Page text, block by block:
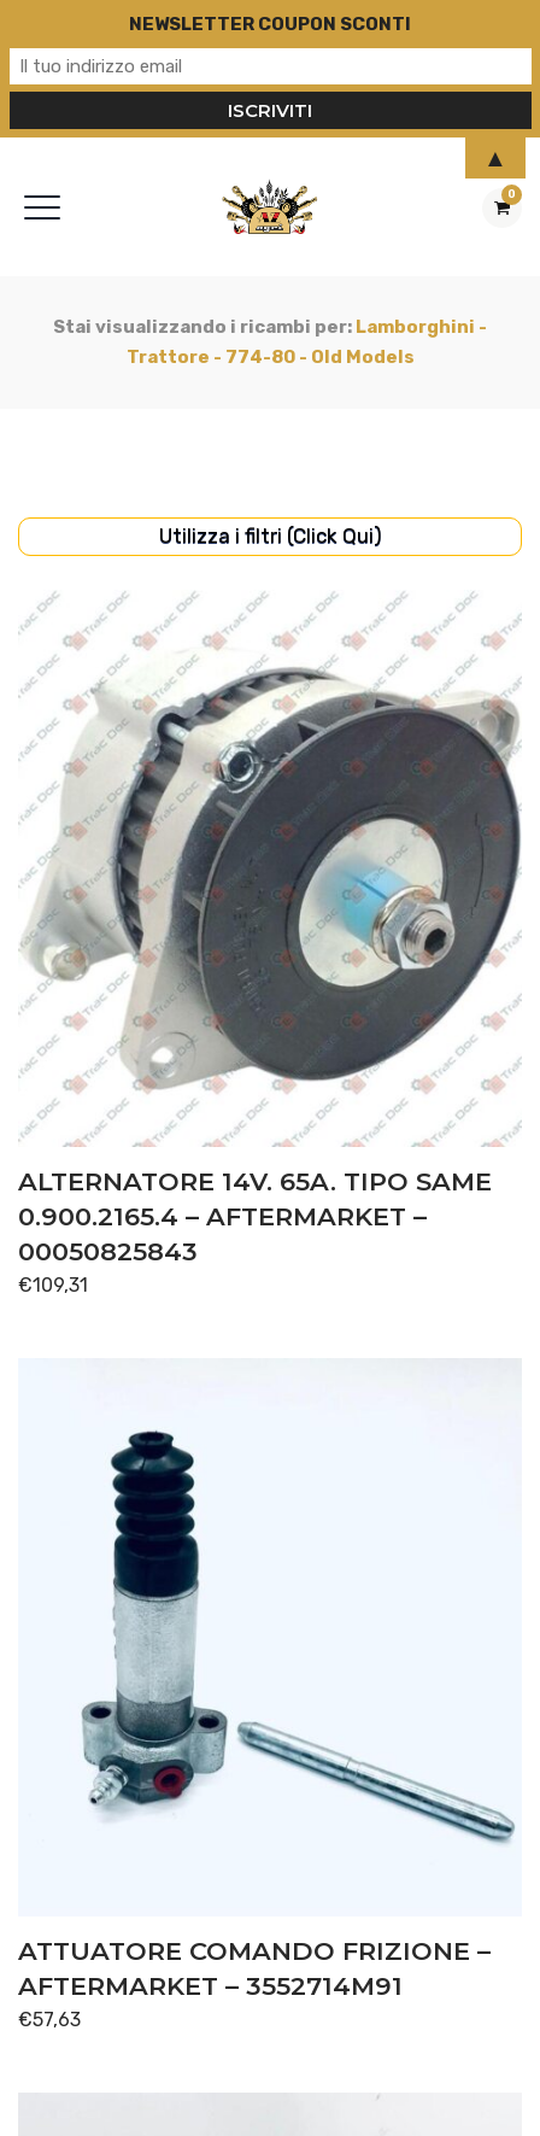
0
Stai visualizzando i ricambi per: Lamborghini -
Trattore - 774-80 - Old Models
Utilizza i filtri (Click Qui)
FILTRI
FRENI(12)
IMPIANTO ELETTRICO(12)
MOTORE(47)
POMPE(20)
TRASMISSIONE (14)
Disponibile
ALTERNATORE 14V. 65A. TIPO SAME
0.900.2165.4 – AFTERMARKET –
00050825843
€109,31
ATTUATORE COMANDO FRIZIONE –
AFTERMARKET – 3552714M91
€57,63
NEWSLETTER COUPON SCONTI
▲